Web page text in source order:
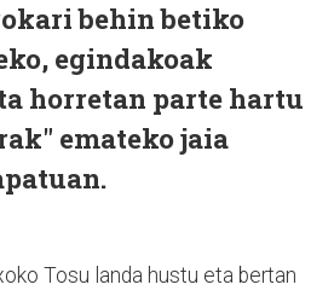
behin betiko
egindakoak
horretan parte hartu
emateko jaia
Tosu landa hustu eta bertan